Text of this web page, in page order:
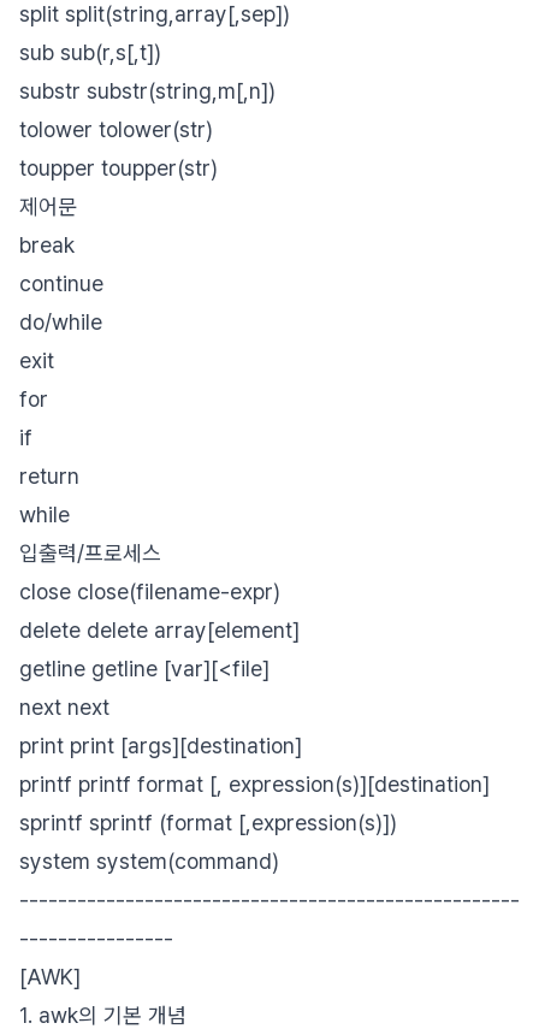
split split(string,array[,sep])
sub sub(r,s[,t])
substr substr(string,m[,n])
tolower tolower(str)
toupper toupper(str)
제어문
break
continue
do/while
exit
for
if
return
while
입출력/프로세스
close close(filename-expr)
delete delete array[element]
getline getline [var][<file]
next next
print print [args][destination]
printf printf format [, expression(s)][destination]
sprintf sprintf (format [,expression(s)])
system system(command)
----------------------------------------------------
----------------
[AWK]
1. awk의 기본 개념